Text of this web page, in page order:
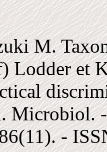
M.
Lodder et
Microbiol.
-